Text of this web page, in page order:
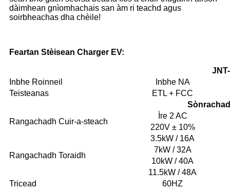
dàimhean gnìomhachais san àm ri teachd agus
soirbheachas dha chèile!
Feartan Stèisean Charger EV:
Inbhe Roinneil
Inbhe NA
Teisteanas
ETL + FCC
Rangachadh Cuir-a-steach
Ìre 2 AC
220V ± 10%
Rangachadh Toraidh
3.5kW / 16A
7kW / 32A
10kW / 40A
11.5kW / 48A
Tricead
60HZ